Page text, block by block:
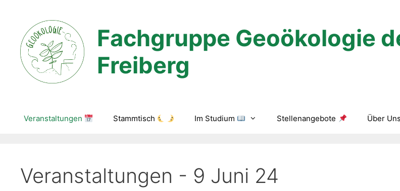
springen
Fachgruppe Geoökologie
Freiberg
Veranstaltungen Stammtisch Im Studium Stellenangebote Über Uns
Veranstaltungen - 9 Juni 24